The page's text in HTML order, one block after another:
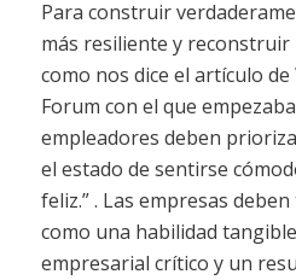
Para construir
más resiliente y reconstruir
como nos dice el artículo
Forum con el que
empleadores deben
el estado de sentirse
feliz.” . Las empresas
como una habilidad
empresarial crítico y un